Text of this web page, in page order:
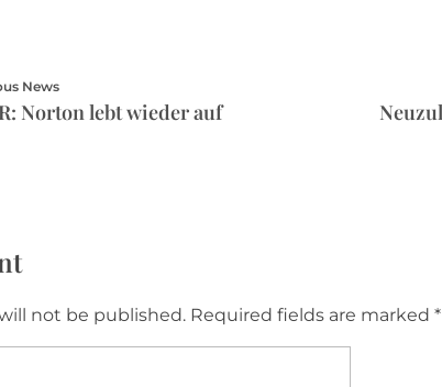
News
Norton lebt wieder auf
not be published. Required fields are marked *